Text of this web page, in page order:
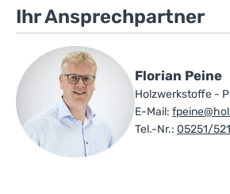
Ihr Ansprechpartner
Florian Peine
Holzwerkstoffe -
E-Mail:
Tel.-Nr.: 05251/